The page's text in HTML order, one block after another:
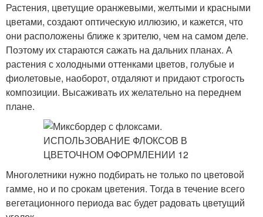
Растения, цветущие оранжевыми, желтыми и красными
цветами, создают оптическую иллюзию, и кажется, что
они расположены ближе к зрителю, чем на самом деле.
Поэтому их стараются сажать на дальних планах. А
растения с холодными оттенками цветов, голубые и
фиолетовые, наоборот, отдаляют и придают строгость
композиции. Высаживать их желательно на переднем
плане.
Многолетники нужно подбирать не только по цветовой
гамме, но и по срокам цветения. Тогда в течение всего
вегетационного периода вас будет радовать цветущий